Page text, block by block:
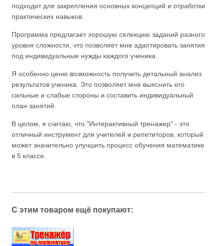
подходит для закрепления основных концепций и отработки
практических навыков.
Программа предлагает хорошую селекцию заданий разного
уровня сложности, что позволяет мне адаптировать занятия
под индивидуальные нужды каждого ученика.
Я особенно ценю возможность получить детальный анализ
результатов ученика. Это позволяет мне выяснить его
сильные и слабые стороны и составить индивидуальный
план занятий.
В целом, я считаю, что "Интерактивный тренажер" - это
отличный инструмент для учителей и репетиторов, который
может значительно улучшить процесс обучения математике
в 5 классе.
С этим товаром ещё покупают: